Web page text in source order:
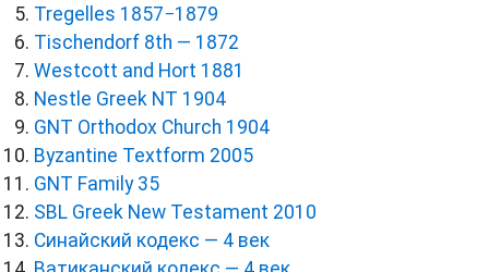
Tregelles 1857−1879
Tischendorf 8th — 1872
Westcott and Hort 1881
Nestle Greek NT 1904
GNT Orthodox Church 1904
Byzantine Textform 2005
GNT Family 35
SBL Greek New Testament 2010
Синайский кодекс — 4 век